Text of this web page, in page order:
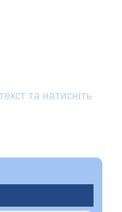
та натисніть